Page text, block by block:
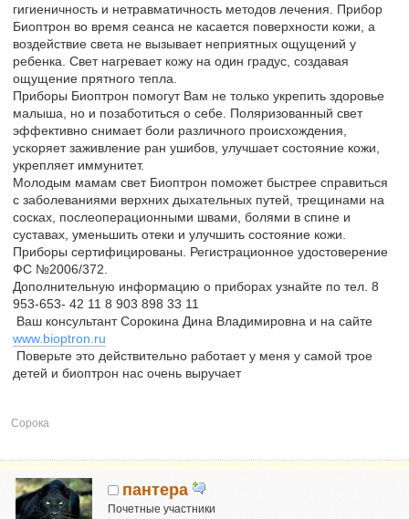
гигиеничность и нетравматичность методов лечения. Прибор
Биоптрон во время сеанса не касается поверхности кожи, а
воздействие света не вызывает неприятных ощущений у
ребенка. Свет нагревает кожу на один градус, создавая
ощущение прятного тепла.
Приборы Биоптрон помогут Вам не только укрепить здоровье
малыша, но и позаботиться о себе. Поляризованный свет
эффективно снимает боли различного происхождения,
ускоряет заживление ран ушибов, улучшает состояние кожи,
укрепляет иммунитет.
Молодым мамам свет Биоптрон поможет быстрее справиться
с заболеваниями верхних дыхательных путей, трещинами на
сосках, послеоперационными швами, болями в спине и
суставах, уменьшить отеки и улучшить состояние кожи.
Приборы сертифицированы. Регистрационное удостоверение
ФС №2006/372.
Дополнительную информацию о приборах узнайте по тел. 8
953-653- 42 11 8 903 898 33 11
Ваш консультант Сорокина Дина Владимировна и на сайте
www.bioptron.ru
Поверьте это действительно работает у меня у самой трое
детей и биоптрон нас очень выручает
Сорока
пантера
Почетные участники